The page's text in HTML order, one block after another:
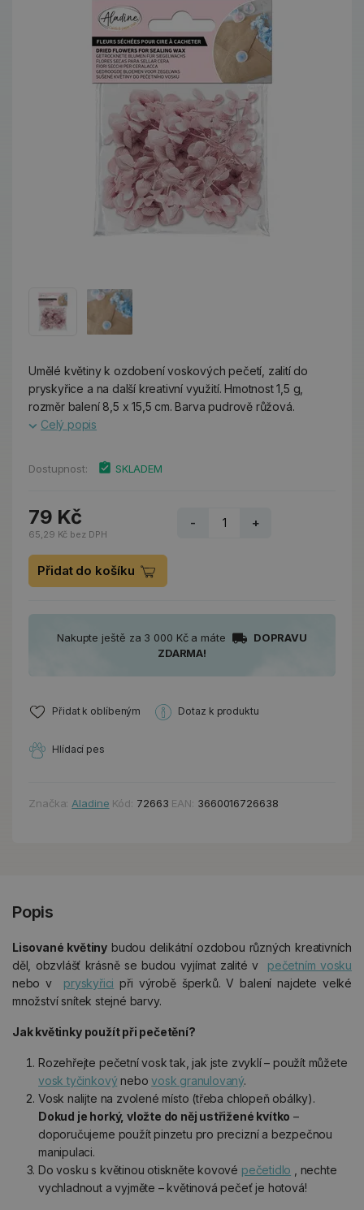
Umělé květiny k ozdobení voskových pečetí, zalití do
pryskyřice a na další kreativní využití. Hmotnost 1,5 g,
rozměr balení 8,5 x 15,5 cm. Barva pudrově růžová.
Celý popis
Dostupnost: SKLADEM
79 Kč
65,29 Kč bez DPH
- +
Přidat do košíku
Nakupte ještě za 3 000 Kč a máte
DOPRAVU
ZDARMA!
Přidat k oblíbeným Dotaz k produktu
Hlídací pes
Značka: Aladine Kód: 72663 EAN: 3660016726638
Popis
Lisované květiny budou delikátní ozdobou různých kreativních
děl, obzvlášť krásně se budou vyjímat zalité v pečetním vosku
nebo v pryskyřici při výrobě šperků. V balení najdete velké
množství snítek stejné barvy.
Jak květinky použít při pečetění?
Rozehřejte pečetní vosk tak, jak jste zvyklí – použít můžete
vosk tyčinkovýnebovosk granulovaný.
Vosk nalijte na zvolené místo (třeba chlopeň obálky).
Dokud je horký, vložte do něj ustřižené kvítko –
doporučujeme použít pinzetu pro precizní a bezpečnou
manipulaci.
Do vosku s květinou otiskněte kovové pečetidlo , nechte
vychladnout a vyjměte – květinová pečeť je hotová!